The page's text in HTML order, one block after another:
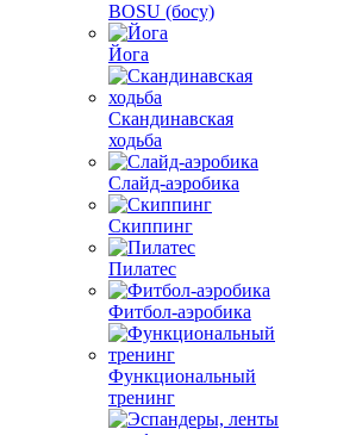
BOSU (босу)
Йога
Скандинавская
ходьба
Слайд-аэробика
Скиппинг
Пилатес
Фитбол-аэробика
Функциональный
тренинг